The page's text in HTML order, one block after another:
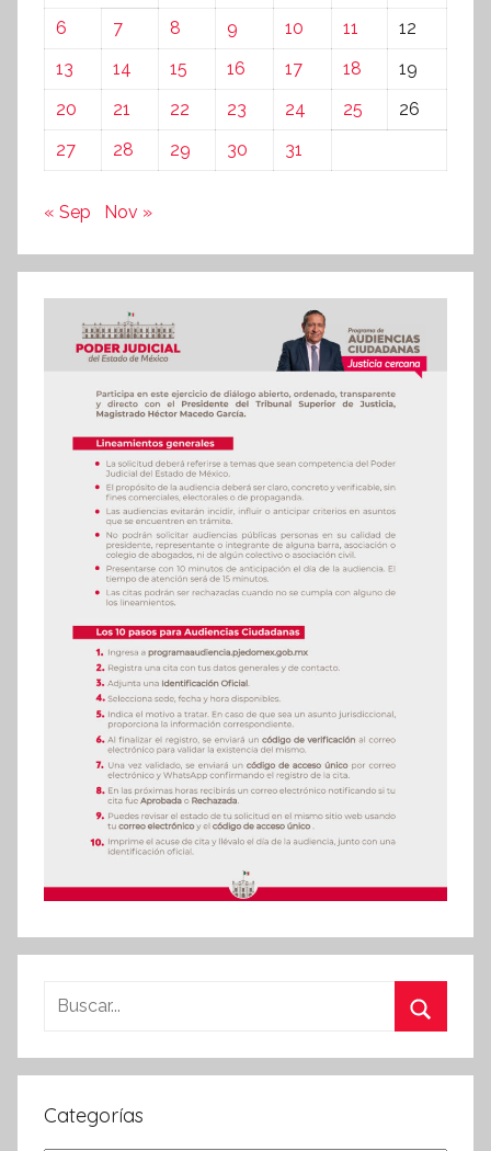
6
7 8 9 10 11
12
13
14 15 16 17 18
19
20
21 22 23 24 25
26
27
28 29 30 31
« Sep Nov »
Buscar:
Categorías